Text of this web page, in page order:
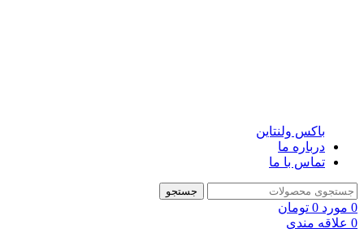
باکس ولنتاین
درباره ما
تماس با ما
جستجو
0 مورد 0 تومان
0 علاقه مندی